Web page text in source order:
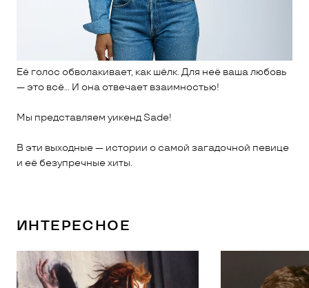
Её голос обволакивает, как шёлк. Для неё ваша любовь
— это всё... И она отвечает взаимностью!
Мы представляем уикенд Sade!
В эти выходные — истории о самой загадочной певице
и её безупречные хиты.
ИНТЕРЕСНОЕ